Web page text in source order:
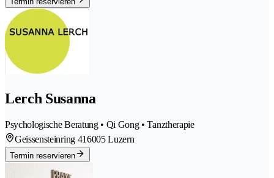
Lerch Susanna
Psychologische Beratung • Qi Gong • Tanztherapie
Geissensteinring 416005 Luzern
Termin reservieren